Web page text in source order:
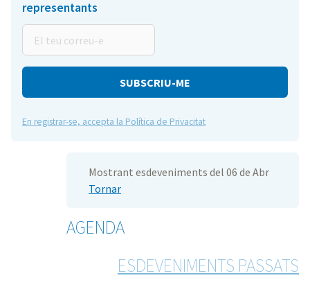
representants
teu
correu-
En registrar-se, accepta la Política de Privacitat
Mostrant esdeveniments del 06 de Abr
Tornar
AGENDA
ESDEVENIMENTS PASSATS